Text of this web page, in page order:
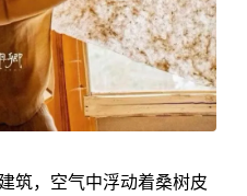
筑，空气中浮动着桑树皮